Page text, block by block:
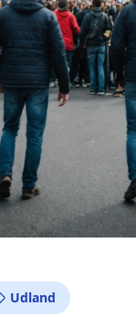
Udland